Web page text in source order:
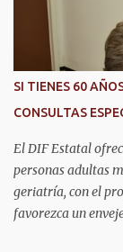
SI TIENES 60
CONSULTAS
El DIF Estatal
personas adultas
geriatría, con el
favorezca un